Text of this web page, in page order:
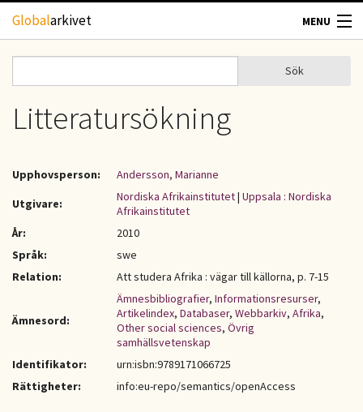
Hoppa till huvudinnehåll
Globalarkivet MENU
TIDSKRIFTER
OM OSS
KONTAKT
Sökformulär
Sök
Litteratursökning
Upphovsperson:
Andersson, Marianne
Utgivare:
Nordiska Afrikainstitutet| Uppsala : Nordiska
Afrikainstitutet
År:
2010
Språk:
swe
Relation:
Att studera Afrika : vägar till källorna, p. 7-15
Ämnesord:
Ämnesbibliografier, Informationsresurser,
Artikelindex, Databaser, Webbarkiv, Afrika,
Other social sciences, Övrig
samhällsvetenskap
Identifikator:
urn:isbn:9789171066725
Rättigheter:
info:eu-repo/semantics/openAccess